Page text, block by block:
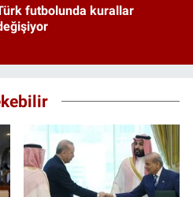
futbolunda kurallar